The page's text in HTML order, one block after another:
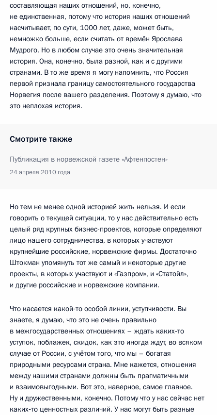
составляющая наших отношений, но, конечно,
не единственная, потому что история наших отношений
насчитывает, по сути, 1000 лет, даже, может быть,
немножко больше, если считать от времён Ярослава
Мудрого. Но в любом случае это очень значительная
история. Она, конечно, была разной, как и с другими
странами. В то же время я могу напомнить, что Россия
первой признала границу самостоятельного государства
Норвегия после вашего разделения. Поэтому я думаю, что
это неплохая история.
Смотрите также
Публикация в норвежской газете «Афтенпостен»
24 апреля 2010 года
Но тем не менее одной историей жить нельзя. И если
говорить о текущей ситуации, то у нас действительно есть
целый ряд крупных бизнес-проектов, которые определяют
лицо нашего сотрудничества, в которых участвуют
крупнейшие российские, норвежские фирмы. Достаточно
Штокман упомянуть тот же самый и некоторые другие
проекты, в которых участвуют и «Газпром», и «Статойл»,
и другие российские и норвежские компании.
Что касается какой‑то особой линии, уступчивости. Вы
знаете, я думаю, что это не очень правильно
в межгосударственных отношениях – ждать каких‑то
уступок, поблажек, скидок, как это иногда ждут, во всяком
случае от России, с учётом того, что мы – богатая
природными ресурсами страна. Мне кажется, отношения
между нашими странами должны быть прагматичными
и взаимовыгодными. Вот это, наверное, самое главное.
Ну и дружественными, конечно. Потому что у нас сейчас нет
каких‑то ценностных различий. У нас могут быть разные